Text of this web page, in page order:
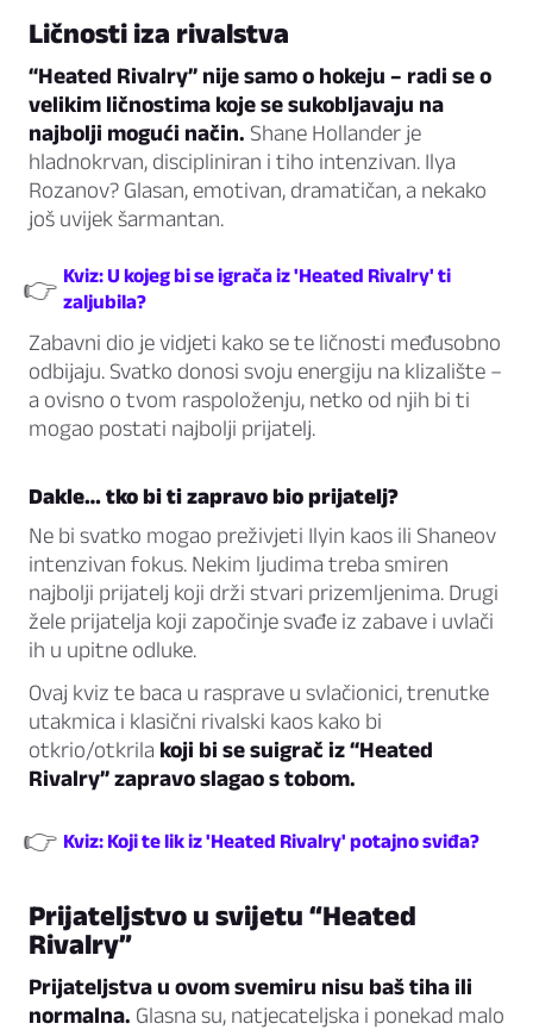
Ličnosti iza rivalstva
“Heated Rivalry” nije samo o hokeju – radi se o
velikim ličnostima koje se sukobljavaju na
najbolji mogući način. Shane Hollander je
hladnokrvan, discipliniran i tiho intenzivan. Ilya
Rozanov? Glasan, emotivan, dramatičan, a nekako
još uvijek šarmantan.
👉 Kviz: U kojeg bi se igrača iz 'Heated Rivalry' ti
zaljubila?
Zabavni dio je vidjeti kako se te ličnosti međusobno
odbijaju. Svatko donosi svoju energiju na klizalište –
a ovisno o tvom raspoloženju, netko od njih bi ti
mogao postati najbolji prijatelj.
Dakle… tko bi ti zapravo bio prijatelj?
Ne bi svatko mogao preživjeti Ilyin kaos ili Shaneov
intenzivan fokus. Nekim ljudima treba smiren
najbolji prijatelj koji drži stvari prizemljenima. Drugi
žele prijatelja koji započinje svađe iz zabave i uvlači
ih u upitne odluke.
Ovaj kviz te baca u rasprave u svlačionici, trenutke
utakmica i klasični rivalski kaos kako bi
otkrio/otkrila koji bi se suigrač iz “Heated
Rivalry” zapravo slagao s tobom.
👉 Kviz: Koji te lik iz 'Heated Rivalry' potajno sviđa?
Prijateljstvo u svijetu “Heated
Rivalry”
Prijateljstva u ovom svemiru nisu baš tiha ili
normalna. Glasna su, natjecateljska i ponekad malo